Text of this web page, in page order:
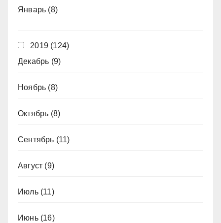
Январь (8)
2019 (124)
Декабрь (9)
Ноябрь (8)
Октябрь (8)
Сентябрь (11)
Август (9)
Июль(11)
Июнь(16)